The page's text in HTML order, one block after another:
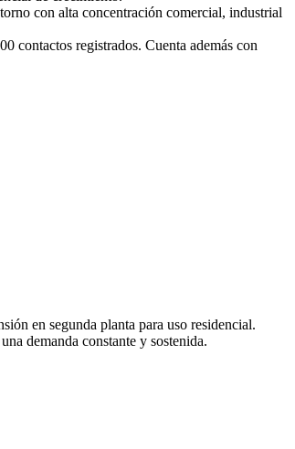
con alta concentración comercial, industrial
contactos registrados. Cuenta además con
en segunda planta para uso residencial.
demanda constante y sostenida.